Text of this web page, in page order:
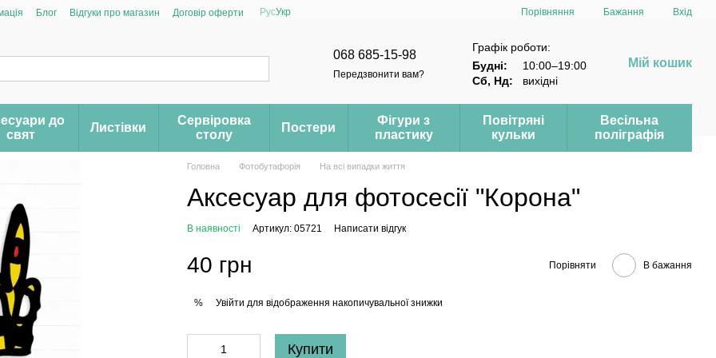
Блог Відгуки про магазин Договір оферти РусУкр Порівняння Бажання Вхід
068 685-15-98
Передзвонити вам?
Графік роботи:
Будні:
10:00–19:00
Сб, Нд:
вихідні
Мій кошик
до
свят
Листівки
Сервіровка
столу
Постери
Фігури з
пластику
Повітряні
кульки
Весільна
поліграфія
Головна Фотобутафорія На всі випадки життя
Аксесуар для фотосесії "Корона"
В наявності Артикул: 05721 Написати відгук
40 грн Порівняти В бажання
% Увійти для відображення накопичувальної знижки
Купити